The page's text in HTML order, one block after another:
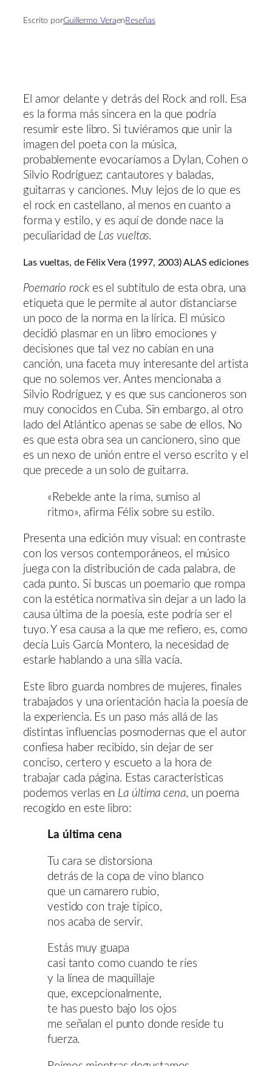
Escrito porGuillermo Veraen Reseñas
El amor delante y detrás del Rock and roll. Esa
es la forma más sincera en la que podría
resumir este libro. Si tuviéramos que unir la
imagen del poeta con la música,
probablemente evocaríamos a Dylan, Cohen o
Silvio Rodríguez; cantautores y baladas,
guitarras y canciones. Muy lejos de lo que es
el rock en castellano, al menos en cuanto a
forma y estilo, y es aquí de donde nace la
peculiaridad de Las vueltas.
Las vueltas, de Félix Vera (1997, 2003) ALAS ediciones
Poemario rockes el subtítulo de esta obra, una
etiqueta que le permite al autor distanciarse
un poco de la norma en la lírica. El músico
decidió plasmar en un libro emociones y
decisiones que tal vez no cabían en una
canción, una faceta muy interesante del artista
que no solemos ver. Antes mencionaba a
Silvio Rodríguez, y es que sus cancioneros son
muy conocidos en Cuba. Sin embargo, al otro
lado del Atlántico apenas se sabe de ellos. No
es que esta obra sea un cancionero, sino que
es un nexo de unión entre el verso escrito y el
que precede a un solo de guitarra.
«Rebelde ante la rima, sumiso al
ritmo», afirma Félix sobre su estilo.
Presenta una edición muy visual: en contraste
con los versos contemporáneos, el músico
juega con la distribución de cada palabra, de
cada punto. Si buscas un poemario que rompa
con la estética normativa sin dejar a un lado la
causa última de la poesía, este podría ser el
tuyo. Y esa causa a la que me refiero, es, como
decía Luis García Montero, la necesidad de
estarle hablando a una silla vacía.
Este libro guarda nombres de mujeres, finales
trabajados y una orientación hacia la poesía de
la experiencia. Es un paso más allá de las
distintas influencias posmodernas que el autor
confiesa haber recibido, sin dejar de ser
conciso, certero y escueto a la hora de
trabajar cada página. Estas características
podemos verlas en La última cena, un poema
recogido en este libro:
La última cena
Tu cara se distorsiona
detrás de la copa de vino blanco
que un camarero rubio,
vestido con traje típico,
nos acaba de servir.
Estás muy guapa
casi tanto como cuando te ríes
y la línea de maquillaje
que, excepcionalmente,
te has puesto bajo los ojos
me señalan el punto donde reside tu
fuerza.